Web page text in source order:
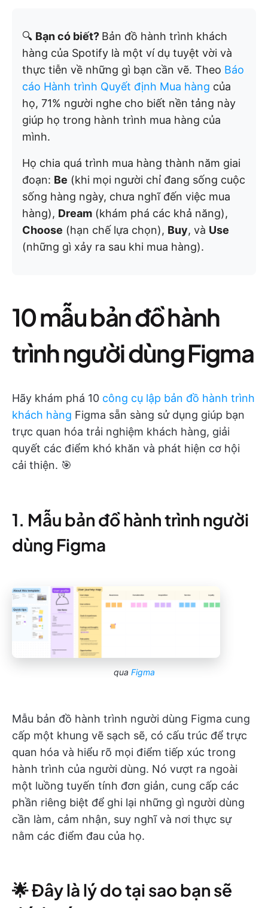
🔍 Bạn có biết? Bản đồ hành trình khách
hàng của Spotify là một ví dụ tuyệt vời và
thực tiễn về những gì bạn cần vẽ. Theo Báo
cáo Hành trình Quyết định Mua hàng của
họ, 71% người nghe cho biết nền tảng này
giúp họ trong hành trình mua hàng của
mình.
Họ chia quá trình mua hàng thành năm giai
đoạn: Be (khi mọi người chỉ đang sống cuộc
sống hàng ngày, chưa nghĩ đến việc mua
hàng), Dream (khám phá các khả năng),
Choose (hạn chế lựa chọn), Buy, và Use
(những gì xảy ra sau khi mua hàng).
10 mẫu bản đồ hành
trình người dùng Figma
Hãy khám phá 10 công cụ lập bản đồ hành trình
khách hàng Figma sẵn sàng sử dụng giúp bạn
trực quan hóa trải nghiệm khách hàng, giải
quyết các điểm khó khăn và phát hiện cơ hội
cải thiện. 🎯
1. Mẫu bản đồ hành trình người
dùng Figma
qua Figma
Mẫu bản đồ hành trình người dùng Figma cung
cấp một khung vẽ sạch sẽ, có cấu trúc để trực
quan hóa và hiểu rõ mọi điểm tiếp xúc trong
hành trình của người dùng. Nó vượt ra ngoài
một luồng tuyến tính đơn giản, cung cấp các
phần riêng biệt để ghi lại những gì người dùng
cần làm, cảm nhận, suy nghĩ và nơi thực sự
nằm các điểm đau của họ.
🌟 Đây là lý do tại sao bạn sẽ